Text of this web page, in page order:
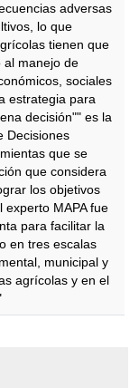
adversas
lo que
tienen que
al manejo de
sociales
estrategia para
decisión"" es la
Decisiones
que se
que considera
los objetivos
experto MAPA fue
para facilitar la
en tres escalas
municipal y
agrícolas y en el